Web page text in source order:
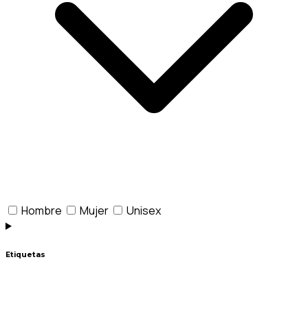
Hombre Mujer Unisex
Etiquetas